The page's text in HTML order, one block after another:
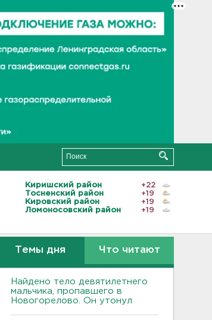
Киришский район
+22
Тосненский район
+19
Кировский район
+19
Ломоносовский район
+19
Темы дня Что читают
Найдено тело девятилетнего
мальчика, пропавшего в
Новогорелово. Он утонул